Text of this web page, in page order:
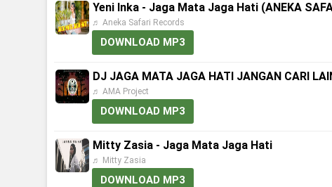
Yeni Inka - Jaga Mata Jaga Hati (ANEKA
♬ Aneka Safari Records
DOWNLOAD MP3
DJ JAGA MATA JAGA HATI JANGAN CARI
♬ AMA Project
DOWNLOAD MP3
Mitty Zasia - Jaga Mata Jaga Hati
♬ Mitty Zasia
DOWNLOAD MP3